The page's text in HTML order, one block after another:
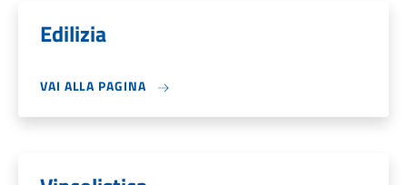
Edilizia
VAI ALLA PAGINA